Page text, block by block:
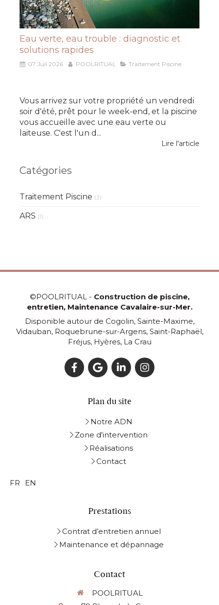
Eau verte, eau trouble : diagnostic et
solutions rapides
07 Juil 2026 POOLRITUAL Traitement Piscine
Vous arrivez sur votre propriété un vendredi
soir d'été, prêt pour le week-end, et la piscine
vous accueille avec une eau verte ou
laiteuse. C'est l'un d...
Lire l'article
Catégories
Traitement Piscine (3)
ARS (1)
©POOLRITUAL - Construction de piscine,
entretien, Maintenance Cavalaire-sur-Mer.
Disponible autour de Cogolin, Sainte-Maxime,
Vidauban, Roquebrune-sur-Argens, Saint-Raphaël,
Fréjus, Hyères, La Crau
Plan du site
Notre ADN
Zone d'intervention
Réalisations
Contact
FR EN
Prestations
Contrat d’entretien annuel
Maintenance et dépannage
Contact
POOLRITUAL